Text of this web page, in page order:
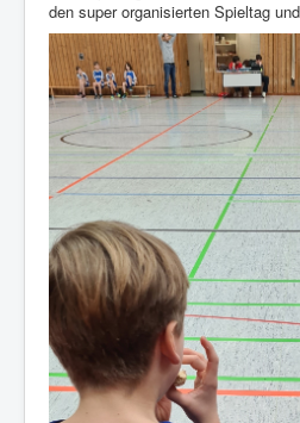
den super organisierten Spieltag